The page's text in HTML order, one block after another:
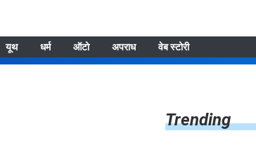
यूथ धर्म ऑटो अपराध वेब स्टोरी
Trending